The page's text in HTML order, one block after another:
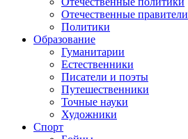
Отечественные правители
Политики
Образование
Гуманитарии
Естественники
Писатели и поэты
Путешественники
Точные науки
Художники
Спорт